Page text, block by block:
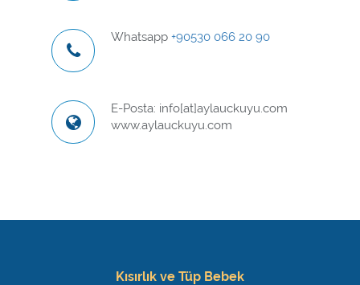
Whatsapp +90530 066 20 90
E-Posta: info[at]aylauckuyu.com
www.aylauckuyu.com
Kısırlık ve Tüp Bebek